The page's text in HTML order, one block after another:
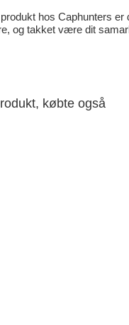
hos Caphunters
og takket være dit
købte også